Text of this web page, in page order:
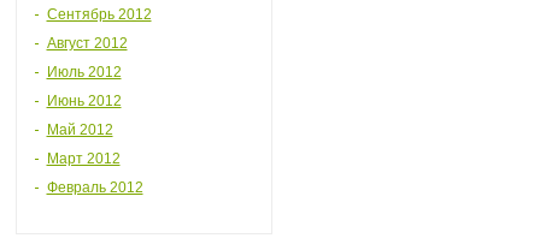
Сентябрь 2012
Август 2012
Июль 2012
Июнь 2012
Май 2012
Март 2012
Февраль 2012